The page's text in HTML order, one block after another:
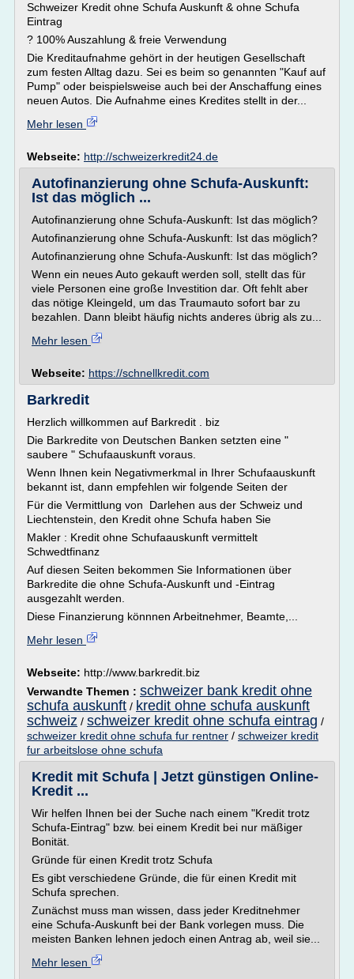
Schweizer Kredit ohne Schufa Auskunft & ohne Schufa
Eintrag
? 100% Auszahlung & freie Verwendung
Die Kreditaufnahme gehört in der heutigen Gesellschaft
zum festen Alltag dazu. Sei es beim so genannten "Kauf auf
Pump" oder beispielsweise auch bei der Anschaffung eines
neuen Autos. Die Aufnahme eines Kredites stellt in der...
Mehr lesen
Webseite: http://schweizerkredit24.de
Autofinanzierung ohne Schufa-Auskunft:
Ist das möglich ...
Autofinanzierung ohne Schufa-Auskunft: Ist das möglich?
Autofinanzierung ohne Schufa-Auskunft: Ist das möglich?
Autofinanzierung ohne Schufa-Auskunft: Ist das möglich?
Wenn ein neues Auto gekauft werden soll, stellt das für
viele Personen eine große Investition dar. Oft fehlt aber
das nötige Kleingeld, um das Traumauto sofort bar zu
bezahlen. Dann bleibt häufig nichts anderes übrig als zu...
Mehr lesen
Webseite: https://schnellkredit.com
Barkredit
Herzlich willkommen auf Barkredit . biz
Die Barkredite von Deutschen Banken setzten eine "
saubere " Schufaauskunft voraus.
Wenn Ihnen kein Negativmerkmal in Ihrer Schufaauskunft
bekannt ist, dann empfehlen wir folgende Seiten der
Für die Vermittlung von Darlehen aus der Schweiz und
Liechtenstein, den Kredit ohne Schufa haben Sie
Makler : Kredit ohne Schufaauskunft vermittelt
Schwedtfinanz
Auf diesen Seiten bekommen Sie Informationen über
Barkredite die ohne Schufa-Auskunft und -Eintrag
ausgezahlt werden.
Diese Finanzierung könnnen Arbeitnehmer, Beamte,...
Mehr lesen
Webseite: http://www.barkredit.biz
Verwandte Themen : schweizer bank kredit ohne
schufa auskunft / kredit ohne schufa auskunft
schweiz / schweizer kredit ohne schufa eintrag /
schweizer kredit ohne schufa fur rentner / schweizer kredit
fur arbeitslose ohne schufa
Kredit mit Schufa | Jetzt günstigen Online-
Kredit ...
Wir helfen Ihnen bei der Suche nach einem "Kredit trotz
Schufa-Eintrag" bzw. bei einem Kredit bei nur mäßiger
Bonität.
Gründe für einen Kredit trotz Schufa
Es gibt verschiedene Gründe, die für einen Kredit mit
Schufa sprechen.
Zunächst muss man wissen, dass jeder Kreditnehmer
eine Schufa-Auskunft bei der Bank vorlegen muss. Die
meisten Banken lehnen jedoch einen Antrag ab, weil sie...
Mehr lesen